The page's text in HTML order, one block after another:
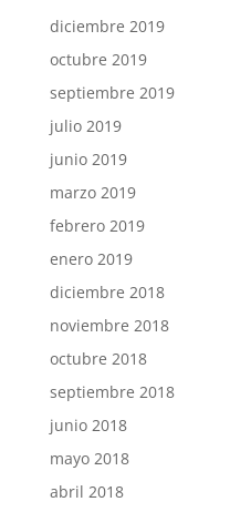
diciembre 2019
octubre 2019
septiembre 2019
julio 2019
junio 2019
marzo 2019
febrero 2019
enero 2019
diciembre 2018
noviembre 2018
octubre 2018
septiembre 2018
junio 2018
mayo 2018
abril 2018